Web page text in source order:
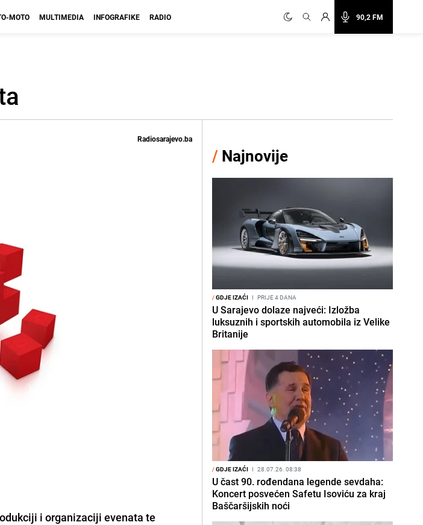
90,2 FM
MOTO MULTIMEDIA INFOGRAFIKE RADIO
Radiosarajevo.ba
i organizaciji evenata te
/ Najnovije
/GDJE IZAĆI I PRIJE 4 DANA
U Sarajevo dolaze najveći: Izložba
luksuznih i sportskih automobila iz Velike
Britanije
/GDJE IZAĆI I 28.07.26. 08:38
U čast 90. rođendana legende sevdaha:
Koncert posvećen Safetu Isoviću za kraj
Baščaršijskih noći